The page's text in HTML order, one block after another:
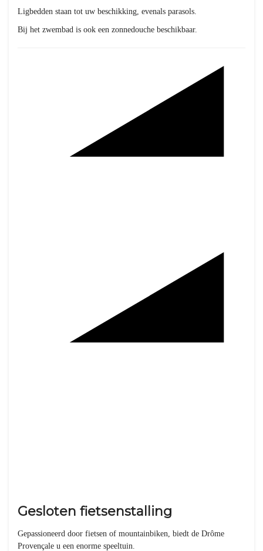
Ligbedden staan tot uw beschikking, evenals parasols.
Bij het zwembad is ook een zonnedouche beschikbaar.
Gesloten fietsenstalling
Gepassioneerd door fietsen of mountainbiken, biedt de Drôme
Provençale u een enorme speeltuin.